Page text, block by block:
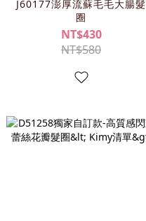
J60177澎厚流蘇毛毛大腸髮
圈
NT$430
NT$580